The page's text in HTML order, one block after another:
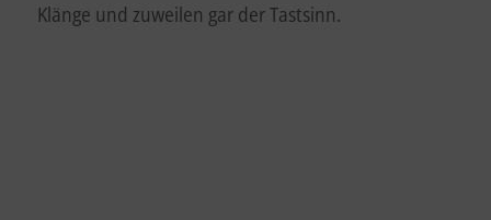
Klänge und zuweilen gar der Tastsinn.